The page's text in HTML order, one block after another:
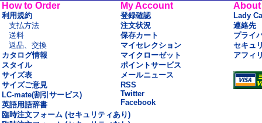
How to Order
利用規約
支払方法
送料
返品、交換
カタログ情報
スタイル
サイズ表
サイズご意見
LC-mate(割引サービス)
英語用語辞書
My Account
登録確認
注文状況
保存カート
マイセレクション
マイクローゼット
ポイントサービス
メールニュース
RSS
Twitter
Facebook
About
Lady
連絡先
プライ
セキュ
アフィ
臨時注文フォーム (セキュリティあり)